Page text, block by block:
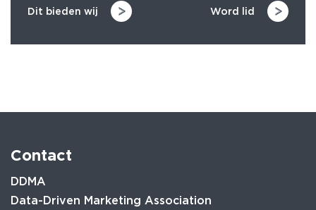
Dit bieden wij Word lid
Contact
DDMA
Data-Driven Marketing Association